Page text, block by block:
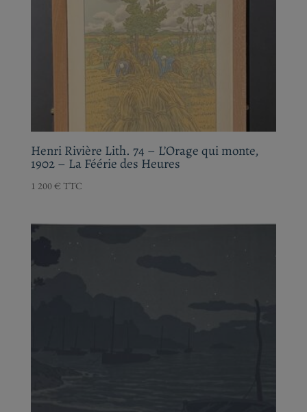
Henri Rivière Lith. 74 – L’Orage qui monte,
1902 – La Féérie des Heures
1 200€ TTC